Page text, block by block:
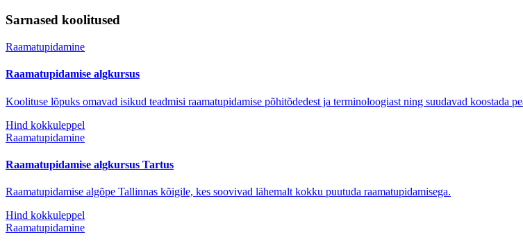
Sarnased koolitused
Raamatupidamine
Raamatupidamise algkursus
Koolituse lõpuks omavad isikud teadmisi raamatupidamise põhitõdedest ja terminoloogiast ning suudavad koostada
Hind kokkuleppel
Raamatupidamine
Raamatupidamise algkursus Tartus
Raamatupidamise algõpe Tallinnas kõigile, kes soovivad lähemalt kokku puutuda raamatupidamisega.
Hind kokkuleppel
Raamatupidamine